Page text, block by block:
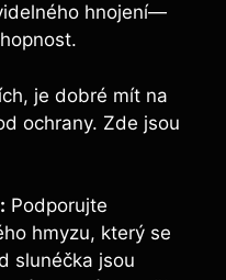
hnojení—
je dobré mít na
ochrany. Zde jsou
Podporujte
hmyzu, který se
slunéčka jsou